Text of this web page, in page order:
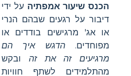
הכנס שיעור אמפתיה על ידי
דיבור על רגעים שבהם הנרי
או אג' מרגישים בודדים או
מפוחדים.הדגש איך הם
מרגיעים זה את זה ובקש
מהתלמידים לשתף חוויות